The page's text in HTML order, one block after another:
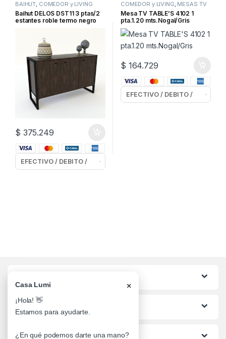
BAIHUT, COMEDOR y LIVING
Baihut DELOS DST11 3 ptas/2
estantes roble termo negro
$ 375.249
COMEDOR y LIVING, MESAS TV
Mesa TV TABLE’S 4102 1
pta.1.20 mts.Nogal/Gris
$ 164.729
Informacion al Cliente
Casa Lumi ×
¡Hola! 👋
Estamos para ayudarte.
¿En qué podemos darte una mano?